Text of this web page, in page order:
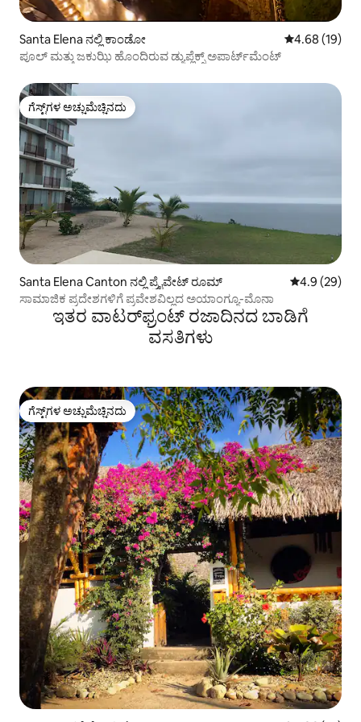
Santa Elena ನಲ್ಲಿ ಕಾಂಡೋ 5 ರಲ್ಲಿ 4.68
4.68 (19)
ಪೂಲ್ ಮತ್ತು ಜಕುಝಿ ಹೊಂದಿರುವ ಡ್ಯುಪ್ಲೆಕ್ಸ್ ಅಪಾರ್ಟ್‌ಮೆಂಟ್
ಗೆಸ್ಟ್‌ಗಳ ಅಚ್ಚುಮೆಚ್ಚಿನದು
ಗೆಸ್ಟ್‌ಗಳ ಅಚ್ಚುಮೆಚ್ಚಿನದು
Santa Elena Canton ನಲ್ಲಿ ಪ್ರೈವೇಟ್ ರೂಮ್ 5 ರಲ್ಲಿ 4.9
4.9 (29)
ಸಾಮಾಜಿಕ ಪ್ರದೇಶಗಳಿಗೆ ಪ್ರವೇಶವಿಲ್ಲದ ಅಯಾಂಗ್ಯೂ-ಮೊನಾ
ಇತರ ವಾಟರ್‌ಫ್ರಂಟ್ ರಜಾದಿನದ ಬಾಡಿಗೆ
ವಸತಿಗಳು
ಗೆಸ್ಟ್‌ಗಳ ಅಚ್ಚುಮೆಚ್ಚಿನದು
ಗೆಸ್ಟ್‌ಗಳ ಅಚ್ಚುಮೆಚ್ಚಿನದು